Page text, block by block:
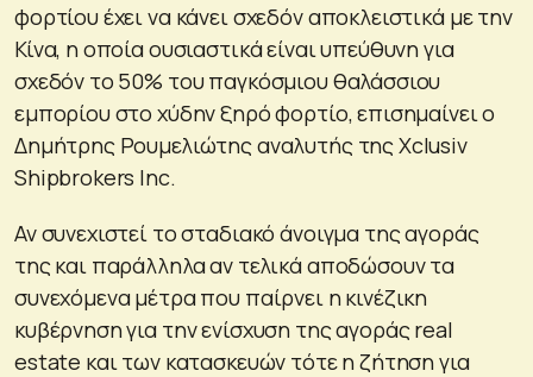
φορτίου έχει να κάνει σχεδόν αποκλειστικά με την
Κίνα, η οποία ουσιαστικά είναι υπεύθυνη για
σχεδόν το 50% του παγκόσμιου θαλάσσιου
εμπορίου στο χύδην ξηρό φορτίο, επισημαίνει ο
Δημήτρης Ρουμελιώτης αναλυτής της Xclusiv
Shipbrokers Inc.
Αν συνεχιστεί το σταδιακό άνοιγμα της αγοράς
της και παράλληλα αν τελικά αποδώσουν τα
συνεχόμενα μέτρα που παίρνει η κινέζικη
κυβέρνηση για την ενίσχυση της αγοράς real
estate και των κατασκευών τότε η ζήτηση για